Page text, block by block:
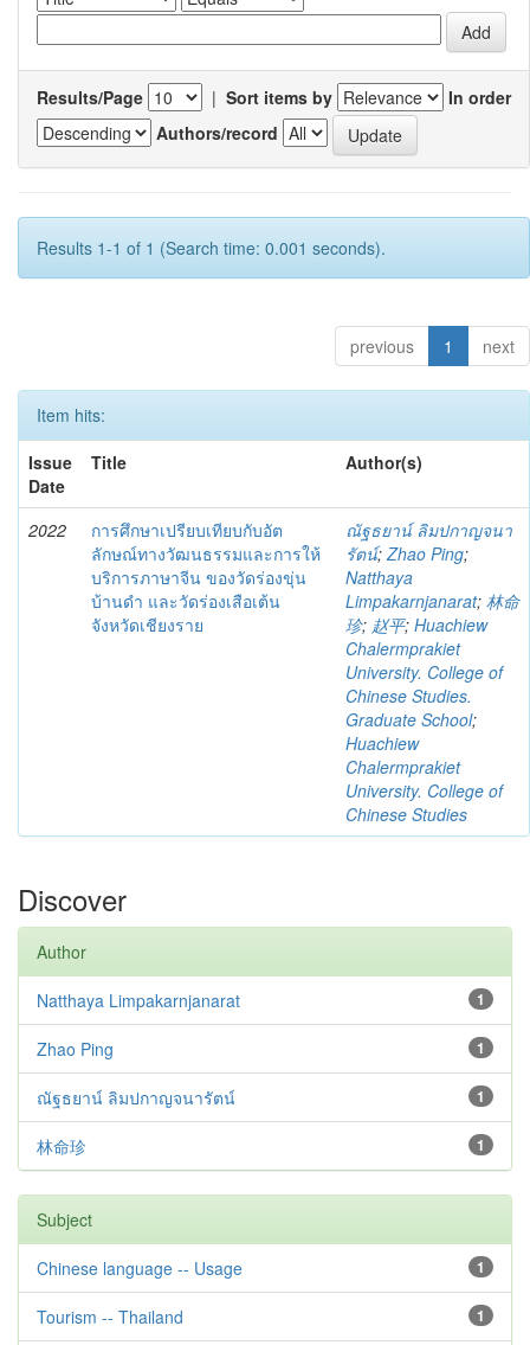
Results/Page | Sort items by
In order
Authors/record
Results 1-1 of 1 (Search time: 0.001 seconds).
previous 1 next
Item hits:
Issue
Date
Title Author(s)
2022
การศึกษาเปรียบเทียบกับอัต
ลักษณ์ทางวัฒนธรรมและการให้
บริการภาษาจีน ของวัดร่องขุ่น
บ้านดำ และวัดร่องเสือเต้น
จังหวัดเชียงราย
ณัฐธยาน์ ลิมปกาญจนา
รัตน์;Zhao Ping;
Natthaya
Limpakarnjanarat; 林命
珍; 赵平; Huachiew
Chalermprakiet
University. College of
Chinese Studies.
Graduate School;
Huachiew
Chalermprakiet
University. College of
Chinese Studies
Discover
Author
1
Natthaya Limpakarnjanarat
1
Zhao Ping
1
ณัฐธยาน์ ลิมปกาญจนารัตน์
1
林命珍
Subject
1
Chinese language -- Usage
1
Tourism -- Thailand